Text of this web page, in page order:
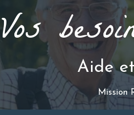
Vos
Aide
Mission